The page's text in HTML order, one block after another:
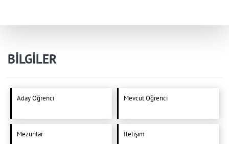
BİLGİLER
Aday Öğrenci Mevcut Öğrenci
Mezunlar İletişim